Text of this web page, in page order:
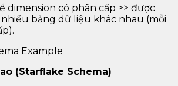
dimension có phân cấp >> được
bảng dữ liệu khác nhau (mỗi
(Starflake Schema)